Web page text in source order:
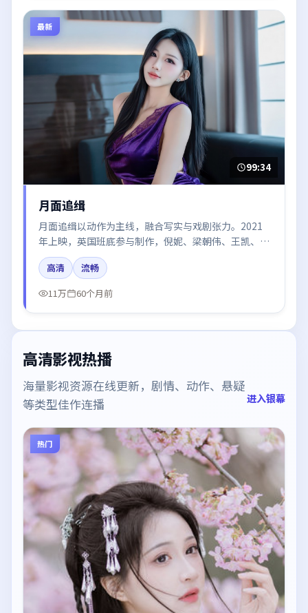
最新
99:34
月面追缉
月面追缉以动作为主线，融合写实与戏剧张力。2021
年上映，英国班底参与制作，倪妮、梁朝伟、王凯、胡
歌、朱一龙在片中呈现细腻表演，影像风格统一，配乐
与剪辑强化了情绪曲线。
高清
流畅
11万
60个月前
高清影视热播
海量影视资源在线更新，剧情、动作、悬疑
等类型佳作连播
进入银幕
热门